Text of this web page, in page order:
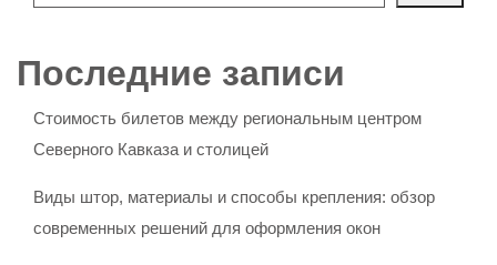
Последние записи
Стоимость билетов между региональным центром
Северного Кавказа и столицей
Виды штор, материалы и способы крепления: обзор
современных решений для оформления окон